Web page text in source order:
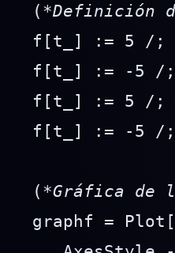
(*Definición
f[t_] := 5 /;
f[t_] := -5 /;
f[t_] := 5 /;
f[t_] := -5 /;
( *Gráfica de
graphf =